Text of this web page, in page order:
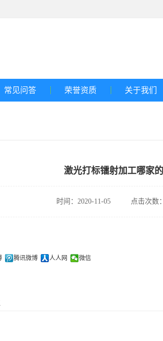
常见问答 荣誉资质 关于我们
激光打标镭射加工哪家
时间：2020-11-05 点击次数
腾讯微博 人人网 微信